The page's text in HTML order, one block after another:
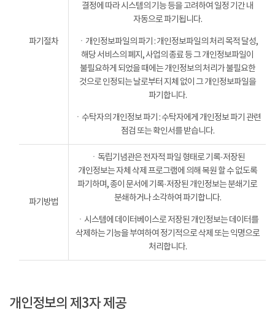
파기절차
결정에 따라 시스템의 기능 등을 고려하여 일정 기간 내
자동으로 파기됩니다.
ㆍ개인정보파일의 파기 : 개인정보파일의 처리 목적 달성,
해당 서비스의 폐지, 사업의 종료 등 그 개인정보파일이
불필요하게 되었을 때에는 개인정보의 처리가 불필요한
것으로 인정되는 날로부터 지체 없이 그 개인정보파일을
파기합니다.
ㆍ수탁자의 개인정보 파기 : 수탁자에게 개인정보 파기 관련
점검 또는 확인서를 받습니다.
파기방법
ㆍ독립기념관은 전자적 파일 형태로 기록·저장된
개인정보는 자체 삭제 프로그램에 의해 복원 할 수 없도록
파기하며, 종이 문서에 기록·저장된 개인정보는 분쇄기로
분쇄하거나 소각하여 파기합니다.
ㆍ시스템에 데이터베이스로 저장된 개인정보는 데이터를
삭제하는 기능을 부여하여 정기적으로 삭제 또는 익명으로
처리합니다.
개인정보의 제3자 제공